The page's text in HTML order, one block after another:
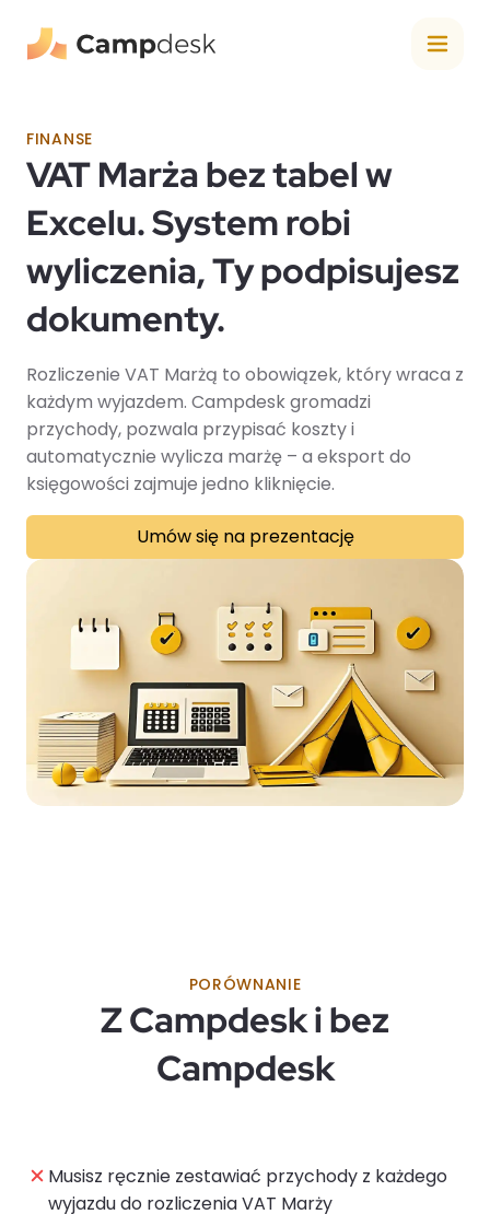
FINANSE
VAT Marża bez tabel w
Excelu. System robi
wyliczenia, Ty podpisujesz
dokumenty.
Rozliczenie VAT Marżą to obowiązek, który wraca z
każdym wyjazdem. Campdesk gromadzi
przychody, pozwala przypisać koszty i
automatycznie wylicza marżę – a eksport do
księgowości zajmuje jedno kliknięcie.
Umów się na prezentację
PORÓWNANIE
Z Campdesk i bez
Campdesk
Musisz ręcznie zestawiać przychody z każdego
wyjazdu do rozliczenia VAT Marży